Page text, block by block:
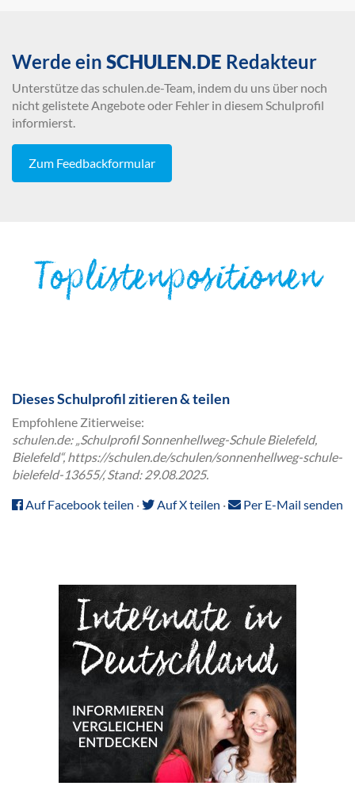
Werde ein SCHULEN.DE Redakteur
Unterstütze das schulen.de-Team, indem du uns über noch
nicht gelistete Angebote oder Fehler in diesem Schulprofil
informierst.
Zum Feedbackformular
Toplistenpositionen
Dieses Schulprofil zitieren & teilen
Empfohlene Zitierweise:
schulen.de: „Schulprofil Sonnenhellweg-Schule Bielefeld,
Bielefeld“, https://schulen.de/schulen/sonnenhellweg-schule-
bielefeld-13655/, Stand: 29.08.2025.
Auf Facebook teilen · Auf X teilen · Per E-Mail senden